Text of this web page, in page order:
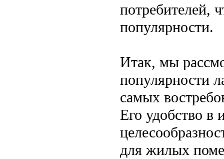
потребителей,
популярности.
Итак, мы
популярности
самых
Его удобство в
для жилых